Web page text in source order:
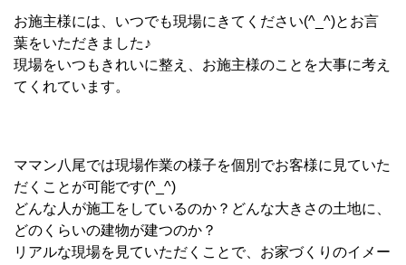
お施主様には、いつでも現場にきてください(^_^)とお言
葉をいただきました♪
現場をいつもきれいに整え、お施主様のことを大事に考え
てくれています。
ママン八尾では現場作業の様子を個別でお客様に見ていた
だくことが可能です(^_^)
どんな人が施工をしているのか？どんな大きさの土地に、
どのくらいの建物が建つのか？
リアルな現場を見ていただくことで、お家づくりのイメー